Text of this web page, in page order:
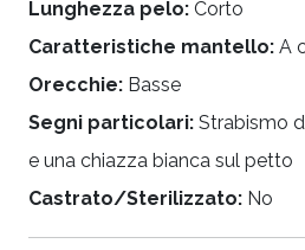
Lunghezza pelo: Corto
Caratteristiche mantello: A
Orecchie: Basse
Segni particolari: Strabismo
e una chiazza bianca sul petto
Castrato/Sterilizzato: No